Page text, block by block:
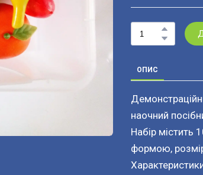
ОПИС
наочний
Набір містить
формою,